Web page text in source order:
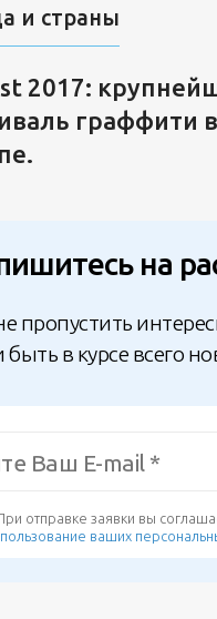
и страны
2017:
граффити в
на
пропустить
быть в курсе всего
отправке заявки вы
ваших